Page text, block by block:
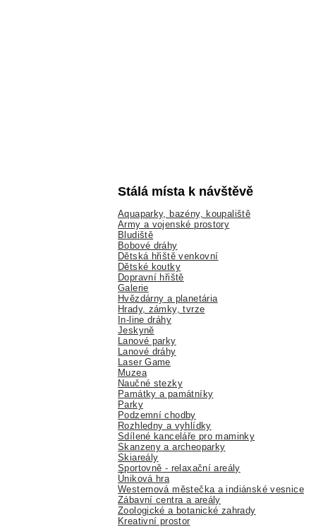
Stálá místa k návštěvě
Aquaparky, bazény, koupaliště
Army a vojenské prostory
Bludiště
Bobové dráhy
Dětská hřiště venkovní
Dětské koutky
Dopravní hřiště
Galerie
Hvězdárny a planetária
Hrady, zámky, tvrze
In-line dráhy
Jeskyně
Lanové parky
Lanové dráhy
Laser Game
Muzea
Naučné stezky
Památky a památníky
Parky
Podzemní chodby
Rozhledny a vyhlídky
Sdílené kanceláře pro maminky
Skanzeny a archeoparky
Skiareály
Sportovně - relaxační areály
Úniková hra
Westernová městečka a indiánské vesnice
Zábavní centra a areály
Zoologické a botanické zahrady
Kreativní prostor